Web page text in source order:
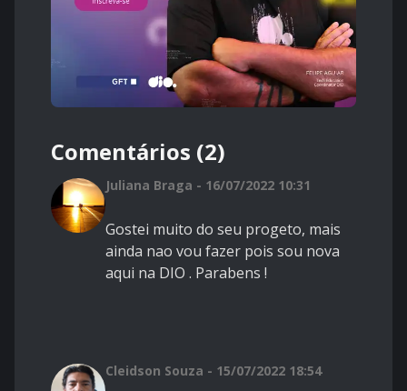
Comentários (2)
Juliana Braga - 16/07/2022 10:31
Gostei muito do seu progeto, mais
ainda nao vou fazer pois sou nova
aqui na DIO . Parabens !
Cleidson Souza - 15/07/2022 18:54